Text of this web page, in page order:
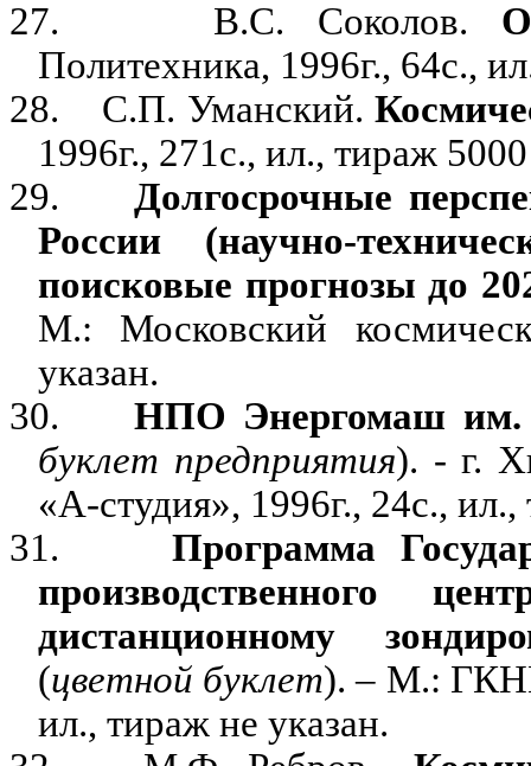
27. В.С. Соколов.
Политехника, 1996г., 64с.,
28.
С.П. Уманский.
1996г., 271с., ил., тираж 5000
29.
Долгосрочные
России (научно-
поисковые прогнозы до
М.: Московский
указан.
30.
НПО Энергомаш им.
буклет предприятия). - г.
«А-студия», 1996г., 24с.,
31.
Программа
производственного
дистанционному
(цветной буклет). – М.:
ил., тираж не указан.